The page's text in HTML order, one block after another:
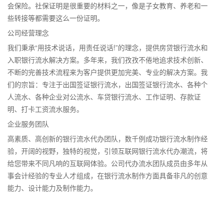
会保险。社保证明是很重要的材料之一，像是子女教育、养老和一
些转接等都需要这么一份证明。
公司经营理念
我们秉承“用技术说话，用责任说话!”的理念，提供房贷银行流水和
入职银行流水解决方案。多年来，我们孜孜不倦地追求技术创新、
不断的完善技术流程来为客户提供更加完美、专业的解决方案。我
们的宗旨：专注于出国签证银行流水，出国签证银行流水、各种个
人流水、各种企业对公流水、车贷银行流水、工作证明、存款证
明、打卡工资流水服务。
企业服务团队
高素质、高创新的银行流水代办团队，数千例成功银行流水制作经
验，开阔的视野，独特的视觉，引领互联网银行流水代办潮流，将
给您带来不同凡响的互联网体验。公司代办流水团队成员由多年从
事会计经验的专业人才组成，在银行流水制作方面具备非凡的创意
能力、设计能力及制作能力。